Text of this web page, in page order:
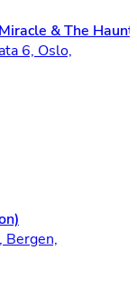
& The
6, Oslo,
tok vi Miracle til
Bergen,
til vårt